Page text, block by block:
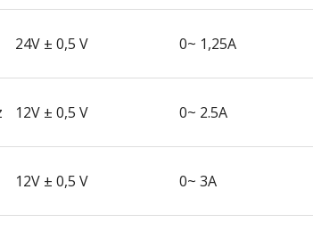
24V ± 0,5 V 0~ 1,25A
12V ± 0,5 V 0~ 2.5A
12V ± 0,5 V 0~ 3A